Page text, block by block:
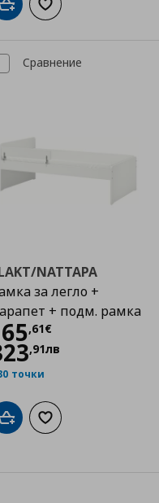
Добави в кошницата
Добави към
Сравнение
NATTAPA
за легло +
+ подм. рамка
,61€
,91лв
точки
Добави в кошницата
Добави към